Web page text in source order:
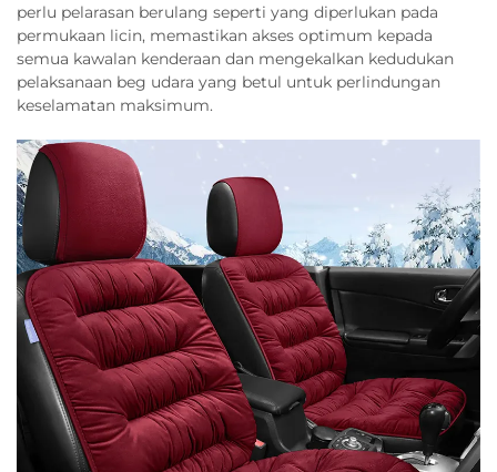
perlu pelarasan berulang seperti yang diperlukan pada
permukaan licin, memastikan akses optimum kepada
semua kawalan kenderaan dan mengekalkan kedudukan
pelaksanaan beg udara yang betul untuk perlindungan
keselamatan maksimum.